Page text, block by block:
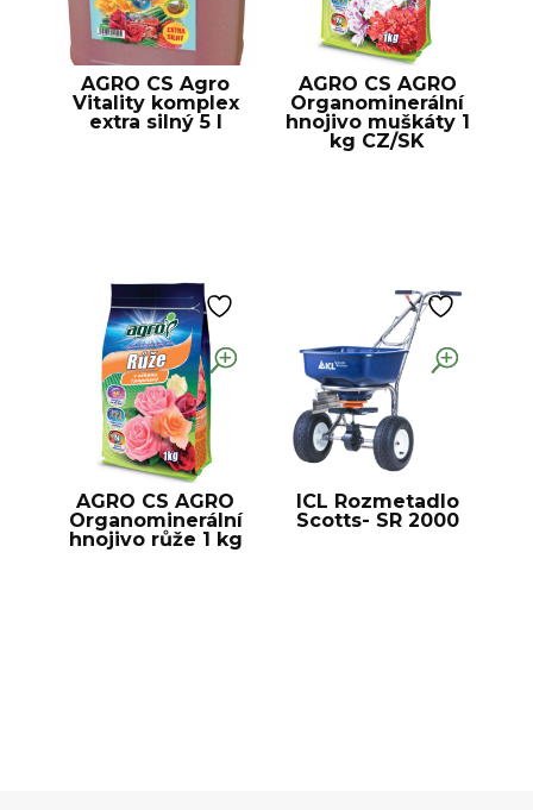
AGRO CS Agro
Vitality komplex
extra silný 5 l
AGRO CS AGRO
Organominerální
hnojivo muškáty 1
kg CZ/SK
AGRO CS AGRO
Organominerální
hnojivo růže 1 kg
ICL Rozmetadlo
Scotts- SR 2000